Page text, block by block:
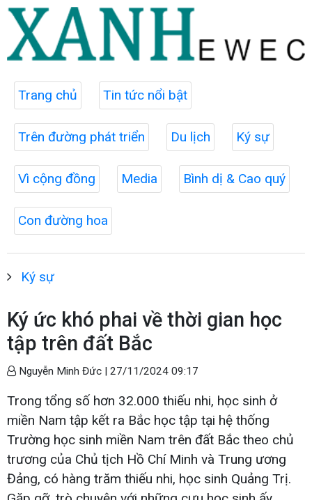
Trang chủ Tin tức nổi bật
Trên đường phát triển Du lịch Ký sự
Vì cộng đồng Media Bình dị & Cao quý
Con đường hoa
Ký sự
Ký ức khó phai về thời gian học
tập trên đất Bắc
Nguyễn Minh Đức | 27/11/2024 09:17
Trong tổng số hơn 32.000 thiếu nhi, học sinh ở
miền Nam tập kết ra Bắc học tập tại hệ thống
Trường học sinh miền Nam trên đất Bắc theo chủ
trương của Chủ tịch Hồ Chí Minh và Trung ương
Đảng, có hàng trăm thiếu nhi, học sinh Quảng Trị.